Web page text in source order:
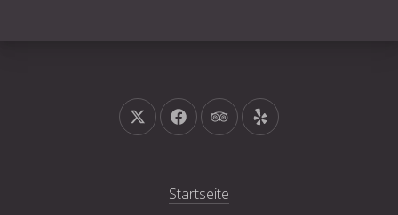
Neues Fenster
Neues Fenster
Neues FensterNeues Fenster
Startseite